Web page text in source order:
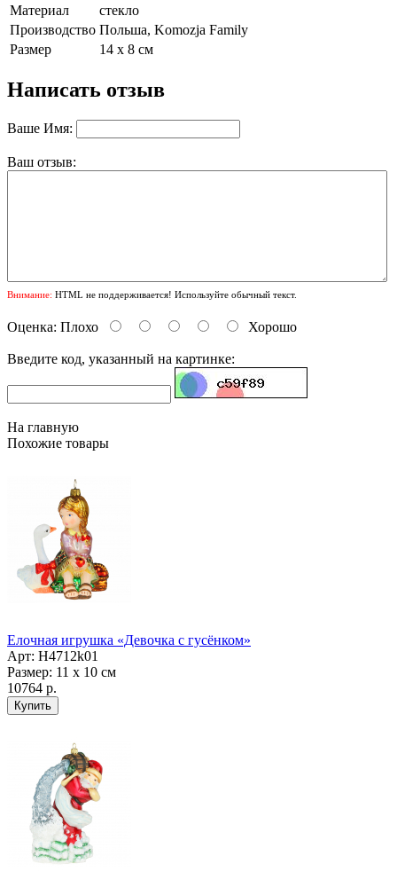
Материал
стекло
Производство Польша, Komozja Family
Размер
14 х 8 см
Написать отзыв
Ваше Имя:
Ваш отзыв:
Внимание: HTML не поддерживается! Используйте обычный текст.
Оценка: Плохо Хорошо
Введите код, указанный на картинке:
На главную
Похожие товары
Елочная игрушка «Девочка с гусёнком»
Арт: Н4712k01
Размер: 11 х 10 см
10764 р.